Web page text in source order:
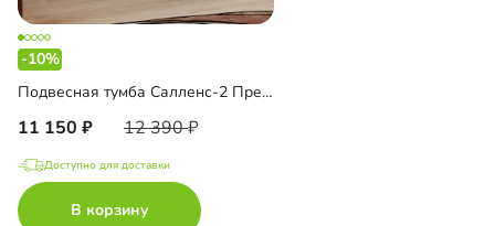
-10%
Подвесная тумба Салленс-2 Премиум
11 150 12 390
Доступно для доставки
В корзину